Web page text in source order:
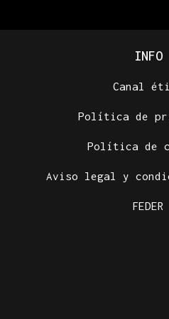
INFO
Canal
Política de
Política de
Aviso legal y
FEDER